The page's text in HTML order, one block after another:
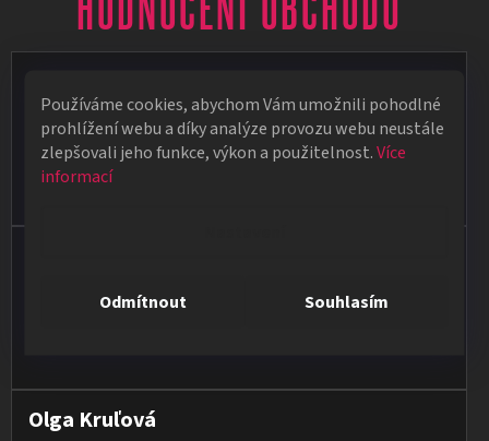
Používáme cookies, abychom Vám umožnili pohodlné
prohlížení webu a díky analýze provozu webu neustále
zlepšovali jeho funkce, výkon a použitelnost.Více
informací
Odmítnout Souhlasím
★★★★★
Poradí, pomůžou. Zboží je kvalitní a rychlé dodání pokud je zboží
skladem. Ale i když zboží skladem není snaží se doručit do
Olga Kruľová